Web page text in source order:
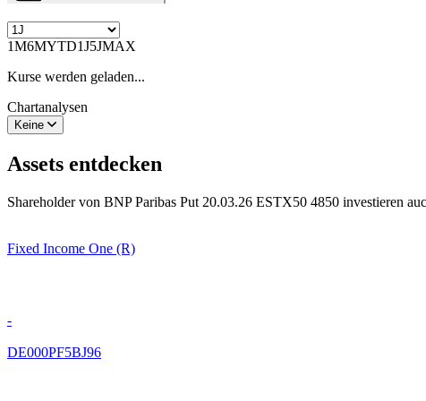
1M6MYTD1J5JMAX
Kurse werden geladen...
Chartanalysen
Keine
Assets entdecken
Shareholder von BNP Paribas Put 20.03.26 ESTX50 4850 investieren
Fixed Income One (R)
-
DE000PF5BJ96